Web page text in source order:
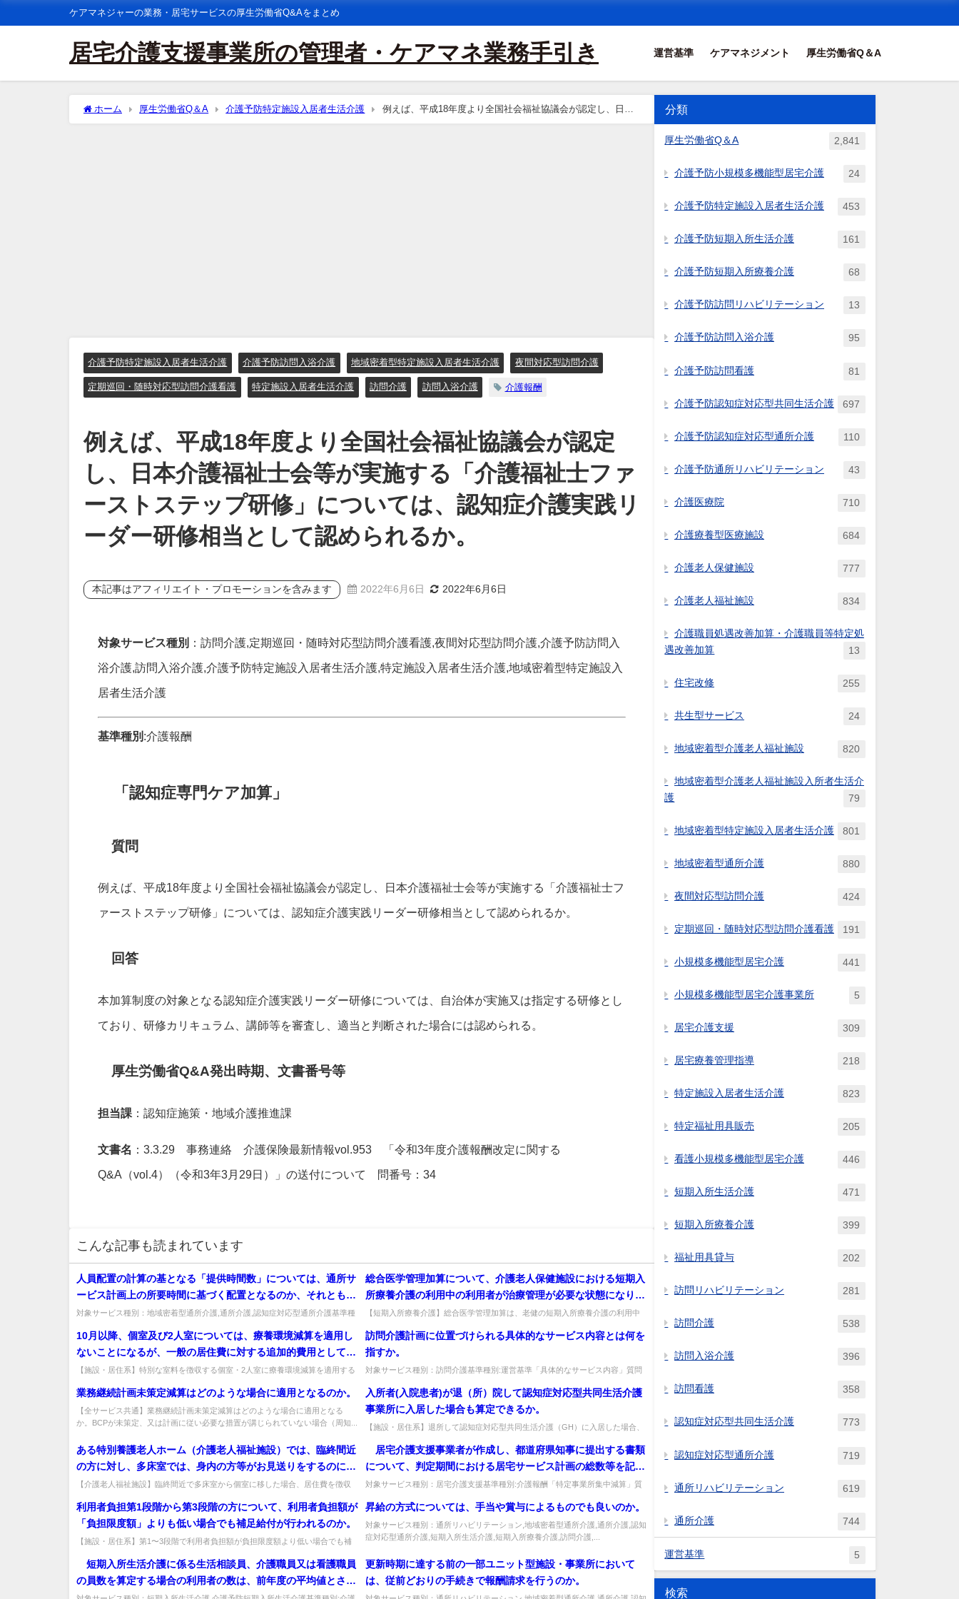
ケアマネジャーの業務・居宅サービスの厚生労働省Q&Aをまとめ
居宅介護支援事業所の管理者・ケアマネ業務手引き 運営基準 ケアマネジメント 厚生労働省Q＆A
ホーム 厚生労働省Q＆A 介護予防特定施設入居者生活介護
例えば、平成18年度より全国社会福祉協議会が認定し、日本
介護福祉士会等が実施する「介護福祉士ファーストステップ研修」については、認知症介護実践リーダー研修相当として認められる
介護予防特定施設入居者生活介護 介護予防訪問入浴介護 地域密着型特定施設入居者生活介護 夜間対応型訪問介護
定期巡回・随時対応型訪問介護看護 特定施設入居者生活介護 訪問介護 訪問入浴介護 介護報酬
例えば、平成18年度より全国社会福祉協議会が認定
し、日本介護福祉士会等が実施する「介護福祉士ファ
ーストステップ研修」については、認知症介護実践リ
ーダー研修相当として認められるか。
本記事はアフィリエイト・プロモーションを含みます 2022年6月6日 2022年6月6日
対象サービス種別 ：訪問介護,定期巡回・随時対応型訪問介護看護,夜間対応型訪問介護,介護予防訪問入
浴介護,訪問入浴介護,介護予防特定施設入居者生活介護,特定施設入居者生活介護,地域密着型特定施設入
居者生活介護
基準種別 :介護報酬
「認知症専門ケア加算」
質問
例えば、平成18年度より全国社会福祉協議会が認定し、日本介護福祉士会等が実施する「介護福祉士フ
ァーストステップ研修」については、認知症介護実践リーダー研修相当として認められるか。
回答
本加算制度の対象となる認知症介護実践リーダー研修については、自治体が実施又は指定する研修とし
ており、研修カリキュラム、講師等を審査し、適当と判断された場合には認められる。
厚生労働省Q&A発出時期、文書番号等
担当課 ：認知症施策・地域介護推進課
文書名 ：3.3.29 事務連絡 介護保険最新情報vol.953 「令和3年度介護報酬改定に関する
Q&A（vol.4）（令和3年3月29日）」の送付について 問番号：34
こんな記事も読まれています
人員配置の計算の基となる「提供時間数」については、通所サ
ービス計画上の所要時間に基づく配置となるのか、それとも実
績に基づく配置となるのか。
対象サービス種別：地域密着型通所介護,通所介護,認知症対応型通所介護基準種
総合医学管理加算について、介護老人保健施設における短期入
所療養介護の利用中の利用者が治療管理が必要な状態になり、
治療管理を行った場合には算定可能か。
【短期入所療養介護】総合医学管理加算は、老健の短期入所療養介護の利用中
10月以降、個室及び2人室については、療養環境減算を適用し
ないことになるが、一般の居住費に対する追加的費用としての
特別な室料を徴収する場合でも、療養環境減算を適用しないと
いうことか。
【施設・居住系】特別な室料を徴収する個室・2人室に療養環境減算を適用する
訪問介護計画に位置づけられる具体的なサービス内容とは何を
指すか。
対象サービス種別：訪問介護基準種別:運営基準「具体的なサービス内容」質問
業務継続計画未策定減算はどのような場合に適用となるのか。
【全サービス共通】業務継続計画未策定減算はどのような場合に適用となる
か。BCPが未策定、又は計画に従い必要な措置が講じられていない場合（周知...
入所者(入院患者)が退（所）院して認知症対応型共同生活介護
事業所に入居した場合も算定できるか。
【施設・居住系】退所して認知症対応型共同生活介護（GH）に入居した場合、
ある特別養護老人ホーム（介護老人福祉施設）では、臨終間近
の方に対し、多床室では、身内の方等がお見送りをするのに不
適切なため、個室に移しているが、17年10月1日以降にこのよ
うな場合にも居住費を徴収することとするのか。
【介護老人福祉施設】臨終間近で多床室から個室に移した場合、居住費を徴収
居宅介護支援事業者が作成し、都道府県知事に提出する書類
について、判定期間における居宅サービス計画の総数等を記載
するように定められているが、サービスの限定が外れることに
伴い、事業所の事務量の負担が増大することを踏まえ、訪問介
護サービス等のそれぞれの紹介率最高法人の名称、住所、事業
所名及び代表者名等について、80％を超えたサービスのみ記載
対象サービス種別：居宅介護支援基準種別:介護報酬「特定事業所集中減算」質
利用者負担第1段階から第3段階の方について、利用者負担額が
「負担限度額」よりも低い場合でも補足給付が行われるのか。
【施設・居住系】第1〜3段階で利用者負担額が負担限度額より低い場合でも補
昇給の方式については、手当や賞与によるものでも良いのか。
対象サービス種別：通所リハビリテーション,地域密着型通所介護,通所介護,認知
症対応型通所介護,短期入所生活介護,短期入所療養介護,訪問介護,...
短期入所生活介護に係る生活相談員、介護職員又は看護職員
の員数を算定する場合の利用者の数は、前年度の平均値とされ
ているが、静養室で受け入れた利用者の数も含めて算出するこ
更新時期に達する前の一部ユニット型施設・事業所において
は、従前どおりの手続きで報酬請求を行うのか。
分類
厚生労働省Q＆A 2,841
介護予防小規模多機能型居宅介護 24
介護予防特定施設入居者生活介護 453
介護予防短期入所生活介護 161
介護予防短期入所療養介護 68
介護予防訪問リハビリテーション 13
介護予防訪問入浴介護 95
介護予防訪問看護 81
介護予防認知症対応型共同生活介護 697
介護予防認知症対応型通所介護 110
介護予防通所リハビリテーション 43
介護医療院 710
介護療養型医療施設 684
介護老人保健施設 777
介護老人福祉施設 834
介護職員処遇改善加算・介護職員等特定処
遇改善加算
13
住宅改修 255
共生型サービス 24
地域密着型介護老人福祉施設 820
地域密着型介護老人福祉施設入所者生活介
護
79
地域密着型特定施設入居者生活介護 801
地域密着型通所介護 880
夜間対応型訪問介護 424
定期巡回・随時対応型訪問介護看護 191
小規模多機能型居宅介護 441
小規模多機能型居宅介護事業所 5
居宅介護支援 309
居宅療養管理指導 218
特定施設入居者生活介護 823
特定福祉用具販売 205
看護小規模多機能型居宅介護 446
短期入所生活介護 471
短期入所療養介護 399
福祉用具貸与 202
訪問リハビリテーション 281
訪問介護 538
訪問入浴介護 396
訪問看護 358
認知症対応型共同生活介護 773
認知症対応型通所介護 719
通所リハビリテーション 619
通所介護 744
運営基準 5
検索